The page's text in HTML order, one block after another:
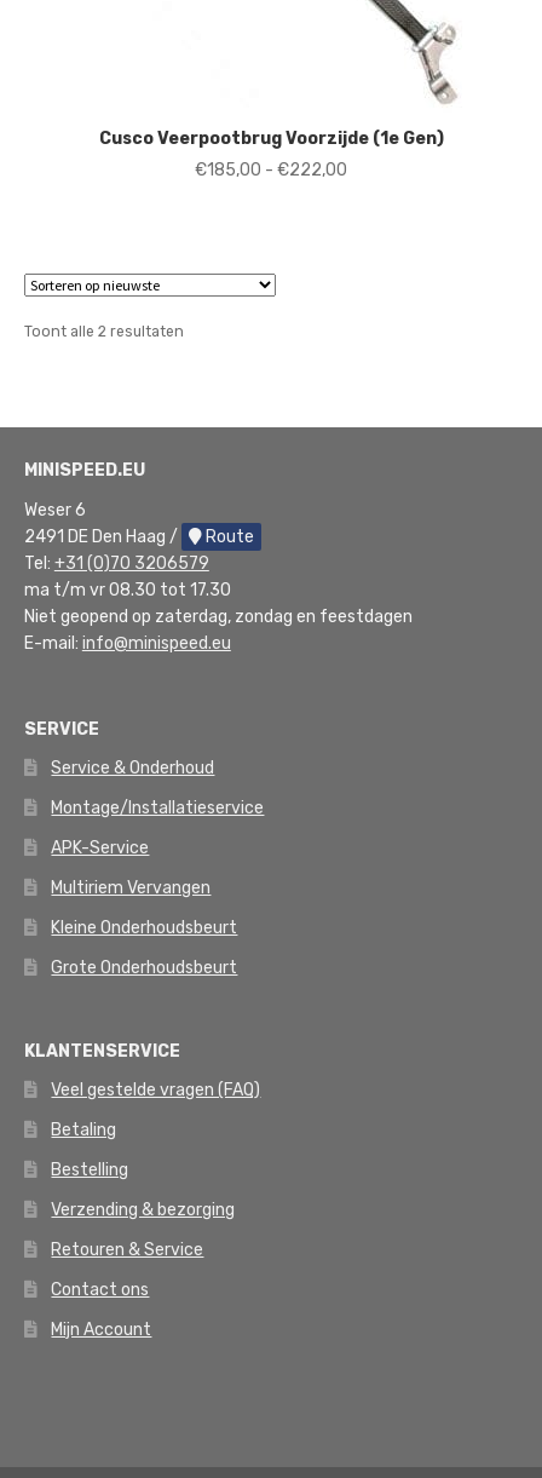
Cusco Veerpootbrug Voorzijde (1e Gen)
€185,00 - €222,00
Toont alle 2 resultatenGesorteerd
MINISPEED.EU
Weser 6
2491 DE Den Haag /
Route
Tel: +31 (0)70 3206579
ma t/m vr 08.30 tot 17.30
Niet geopend op zaterdag, zondag en feestdagen
E-mail: info@minispeed.eu
SERVICE
Service & Onderhoud
Montage/Installatieservice
APK-Service
Multiriem Vervangen
Kleine Onderhoudsbeurt
Grote Onderhoudsbeurt
KLANTENSERVICE
Veel gestelde vragen (FAQ)
Betaling
Bestelling
Verzending & bezorging
Retouren & Service
Contact ons
Mijn Account